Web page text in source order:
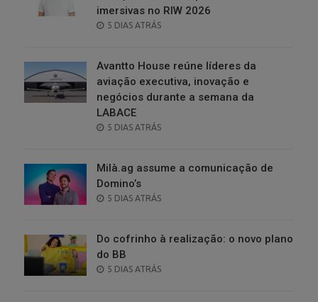
imersivas no RIW 2026
POSTED
5 DIAS ATRÁS
Avantto House reúne líderes da
aviação executiva, inovação e
negócios durante a semana da
LABACE
POSTED
5 DIAS ATRÁS
Milà.ag assume a comunicação de
Domino’s
POSTED
5 DIAS ATRÁS
Do cofrinho à realização: o novo plano
do BB
POSTED
5 DIAS ATRÁS